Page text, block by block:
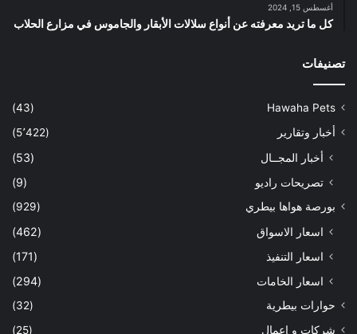
أغسطس 15, 2024
كل ما تريد معرفته عن أنواع سلالات الأبقار والجاموس في مزارع الحلاب
تصنيفات
Hawaha Pets
(43)
أخبار وتقارير
(5٬422)
أخبار المجــال
(53)
تصريحات راديو
(9)
بورصة هواها بيطري (929)
اسعار الاسواق
(462)
اسعار التنفيذ
(171)
اسعار الخامات
(294)
حوارات بيطرية
(32)
شركات و اعمال
(25)